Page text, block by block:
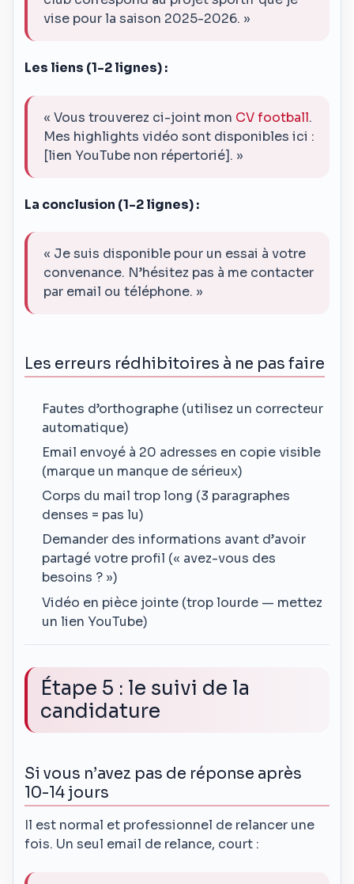
vise pour la saison 2025-2026. »
Les liens (1-2 lignes) :
« Vous trouverez ci-joint mon CV football.
Mes highlights vidéo sont disponibles ici :
[lien YouTube non répertorié]. »
La conclusion (1-2 lignes) :
« Je suis disponible pour un essai à votre
convenance. N’hésitez pas à me contacter
par email ou téléphone. »
Les erreurs rédhibitoires à ne pas faire
Fautes d’orthographe (utilisez un correcteur
automatique)
Email envoyé à 20 adresses en copie visible
(marque un manque de sérieux)
Corps du mail trop long (3 paragraphes
denses = pas lu)
Demander des informations avant d’avoir
partagé votre profil (« avez-vous des
besoins ? »)
Vidéo en pièce jointe (trop lourde — mettez
un lien YouTube)
Étape 5 : le suivi de la
candidature
Si vous n’avez pas de réponse après
10-14 jours
Il est normal et professionnel de relancer une
fois. Un seul email de relance, court :